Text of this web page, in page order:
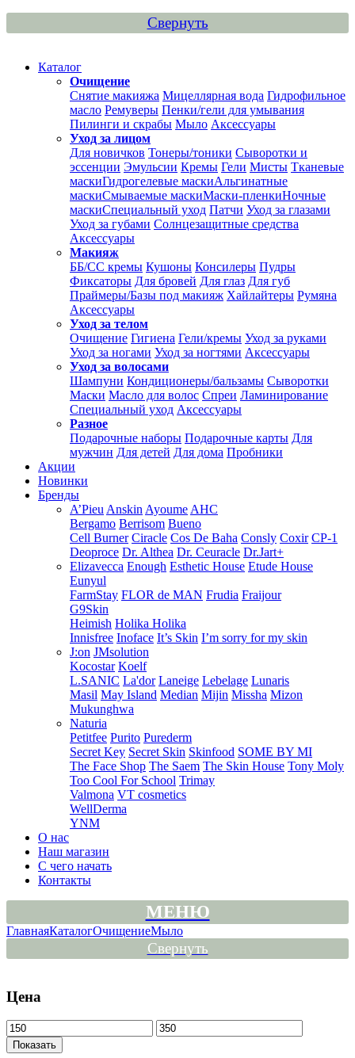
Свернуть
Каталог
Очищение
Снятие макияжа Мицеллярная вода Гидрофильное
масло Ремуверы Пенки/гели для умывания
Пилинги и скрабы Мыло Аксессуары
Уход за лицом
Для новичков Тонеры/тоники Сыворотки и
эссенции Эмульсии Кремы Гели Мисты Тканевые
маскиГидрогелевые маскиАльгинатные
маскиСмываемые маскиМаски-пленкиНочные
маскиСпециальный уход Патчи Уход за глазами
Уход за губами Солнцезащитные средства
Аксессуары
Макияж
ББ/СС кремы Кушоны Консилеры Пудры
Фиксаторы Для бровей Для глаз Для губ
Праймеры/Базы под макияж Хайлайтеры Румяна
Аксессуары
Уход за телом
Очищение Гигиена Гели/кремы Уход за руками
Уход за ногами Уход за ногтями Аксессуары
Уход за волосами
Шампуни Кондиционеры/бальзамы Сыворотки
Маски Масло для волос Спреи Ламинирование
Специальный уход Аксессуары
Разное
Подарочные наборы Подарочные карты Для
мужчин Для детей Для дома Пробники
Акции
Новинки
Бренды
A’Pieu Anskin Ayoume AHC
Bergamo Berrisom Bueno
Cell Burner Ciracle Cos De Baha Consly Coxir CP-1
Deoproce Dr. Althea Dr. Ceuracle Dr.Jart+
Elizavecca Enough Esthetic House Etude House
Eunyul
FarmStay FLOR de MAN Frudia Fraijour
G9Skin
Heimish Holika Holika
Innisfree Inoface It’s Skin I’m sorry for my skin
J:on JMsolution
Kocostar Koelf
L.SANIC La'dor Laneige Lebelage Lunaris
Masil May Island Median Mijin Missha Mizon
Mukunghwa
Naturia
Petitfee Purito Purederm
Secret Key Secret Skin Skinfood SOME BY MI
The Face Shop The Saem The Skin House Tony Moly
Too Cool For School Trimay
Valmona VT cosmetics
WellDerma
YNM
О нас
Наш магазин
С чего начать
Контакты
МЕНЮ
ГлавнаяКаталогОчищениеМыло
Свернуть
Цена
Показать